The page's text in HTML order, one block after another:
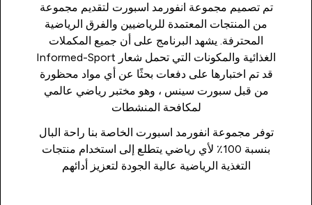
تم تصميم مجموعة انفورمد اسبورت لتقديم مجموعة
من المنتجات المعتمدة للرياضيين والفرق الرياضية
المحترفة. يشهد البرنامج على أن جميع المكملات
الغذائية والمكونات التي تحمل شعار Informed-Sport
قد تم اختبارها على دفعات بحثًا عن أي مواد محظورة
من قبل سبورت سينس ، وهو مختبر رياضي عالمي
لمكافحة المنشطات
توفر مجموعة انفورمد اسبورت الخاصة بنا راحة البال
بنسبة 100٪ لأي رياضي يتطلع إلى استخدام منتجات
التغذية الرياضية عالية الجودة لتعزيز أدائهم